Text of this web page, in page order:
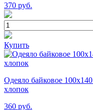
370 руб.
Купить
Одеяло байковое
хлопок
360 руб.